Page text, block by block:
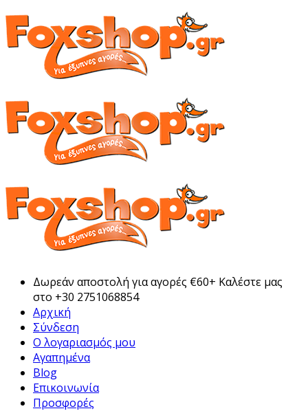
Δωρεάν αποστολή για αγορές €60+ Καλέστε μας
στο +30 2751068854
Αρχική
Σύνδεση
Ο λογαριασμός μου
Αγαπημένα
Blog
Επικοινωνία
Προσφορές